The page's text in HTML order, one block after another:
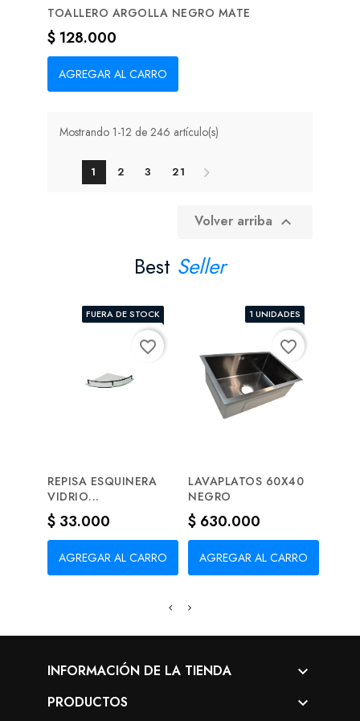
TOALLERO ARGOLLA NEGRO MATE
Precio
$ 128.000
AGREGAR AL CARRO
Mostrando 1-12 de 246 artículo(s)
1 2 3 21
Volver arriba 
Best Seller
FUERA DE STOCK
REPISA ESQUINERA
VIDRIO...
Precio
$ 33.000
AGREGAR AL CARRO
favorite_border
1 UNIDADES
LAVAPLATOS 60X40
NEGRO
Precio
$ 630.000
AGREGAR AL CARRO
favorite_border
INFORMACIÓN DE LA TIENDA 
PRODUCTOS 